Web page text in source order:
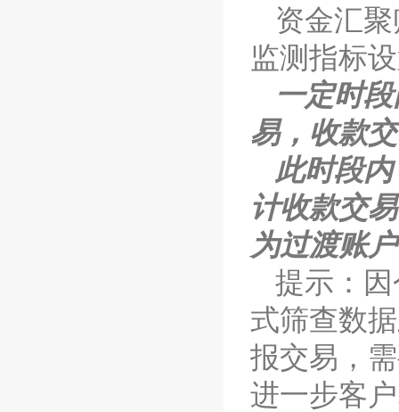
资金汇
监测指标
一定时
易，收款
此时段
计收款交
为过渡账
提示：
式筛查数
报交易，
进一步客